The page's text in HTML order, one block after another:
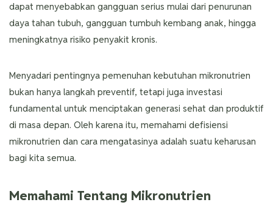
dapat menyebabkan gangguan serius mulai dari penurunan
daya tahan tubuh, gangguan tumbuh kembang anak, hingga
meningkatnya risiko penyakit kronis.
Menyadari pentingnya pemenuhan kebutuhan mikronutrien
bukan hanya langkah preventif, tetapi juga investasi
fundamental untuk menciptakan generasi sehat dan produktif
di masa depan. Oleh karena itu, memahami defisiensi
mikronutrien dan cara mengatasinya adalah suatu keharusan
bagi kita semua.
Memahami Tentang Mikronutrien